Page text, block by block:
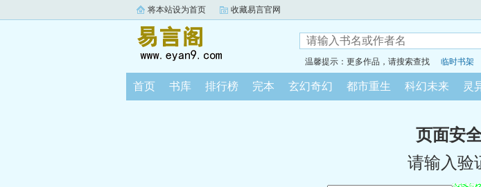
将本站设为首页 收藏易言官网
温馨提示：更多作品，请搜索查找 临时书架
首页 书库 排行榜 完本 玄幻奇幻 都市重生 科幻未来 灵
页面安
请输入验